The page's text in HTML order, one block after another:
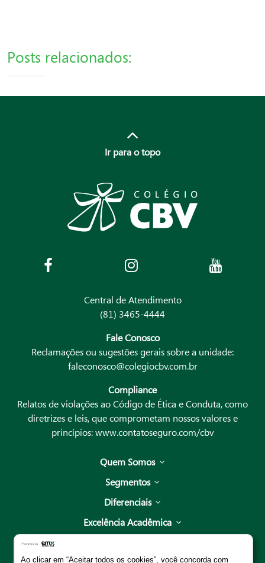
Posts relacionados:
Ir para o topo
Central de Atendimento
(81) 3465-4444
Fale Conosco
Reclamações ou sugestões gerais sobre a unidade:
faleconosco@colegiocbv.com.br
Compliance
Relatos de violações ao Código de Ética e Conduta, como
diretrizes e leis, que comprometam nossos valores e
princípios:www.contatoseguro.com/cbv
Quem Somos
Segmentos
Diferenciais
Excelência Acadêmica
Ao clicar em “Aceitar todos os cookies”, você concorda com